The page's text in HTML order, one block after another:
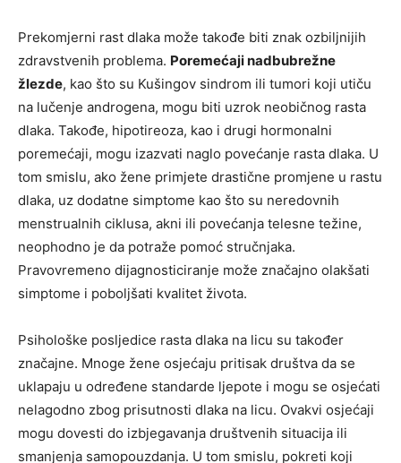
Prekomjerni rast dlaka može takođe biti znak ozbiljnijih
zdravstvenih problema. Poremećaji nadbubrežne
žlezde, kao što su Kušingov sindrom ili tumori koji utiču
na lučenje androgena, mogu biti uzrok neobičnog rasta
dlaka. Takođe, hipotireoza, kao i drugi hormonalni
poremećaji, mogu izazvati naglo povećanje rasta dlaka. U
tom smislu, ako žene primjete drastične promjene u rastu
dlaka, uz dodatne simptome kao što su neredovnih
menstrualnih ciklusa, akni ili povećanja telesne težine,
neophodno je da potraže pomoć stručnjaka.
Pravovremeno dijagnosticiranje može značajno olakšati
simptome i poboljšati kvalitet života.
Psihološke posljedice rasta dlaka na licu su također
značajne. Mnoge žene osjećaju pritisak društva da se
uklapaju u određene standarde ljepote i mogu se osjećati
nelagodno zbog prisutnosti dlaka na licu. Ovakvi osjećaji
mogu dovesti do izbjegavanja društvenih situacija ili
smanjenja samopouzdanja. U tom smislu, pokreti koji